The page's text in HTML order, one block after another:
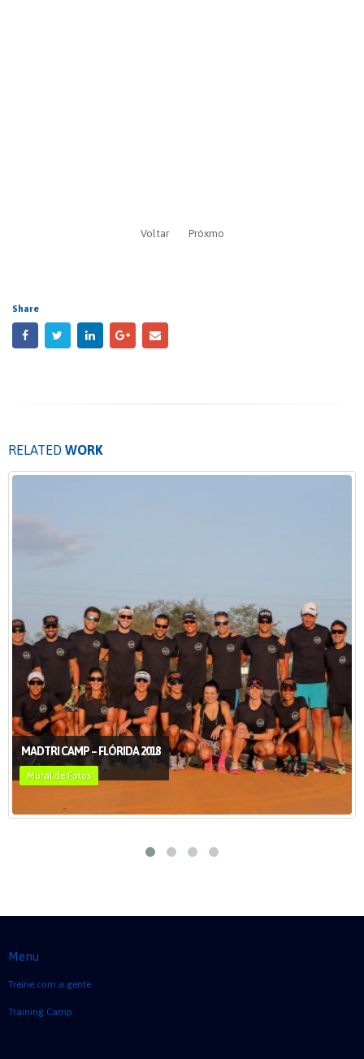
Voltar Próxmo
Share
RELATED WORK
MADTRI CAMP – FLÓRIDA 2018
Mural de Fotos
Menu
Treine com a gente
Training Camp